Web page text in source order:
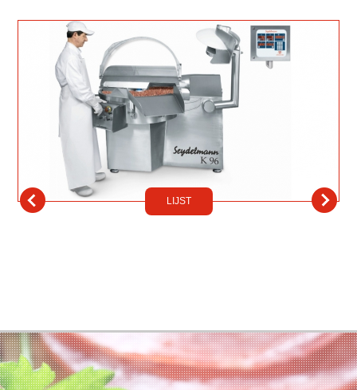
LIJST